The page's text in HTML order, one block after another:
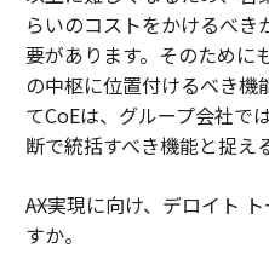
らいのコストをかけるべ
要があります。そのために
の中枢に位置付けるべき機
てCoEは、グループ会社で
断で統括すべき機能と捉え
――AX実現に向け、デロイト
すか。